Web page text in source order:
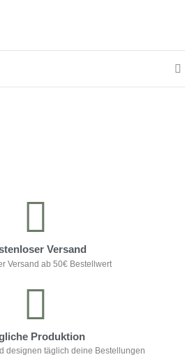
Versand
Versand ab 50€ Bestellwert
Produktion
designen täglich deine Bestellungen